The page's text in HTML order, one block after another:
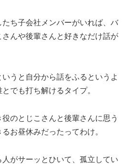
ち子会社メンバーがいれば、バ
んや後輩さんと好きなだけ話が
うと自分から話をふるというよ
でも打ち解けるタイプ。
のとじこさんと後輩さんに思う
お昼休みだったってわけ。
がサーッとひいて、孤立してい